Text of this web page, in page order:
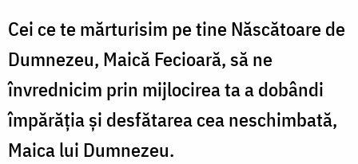
Cei ce te mărturisim pe tine Născătoare de
Dumnezeu, Maică Fecioară, să ne
învrednicim prin mijlocirea ta a dobândi
împărăţia şi desfătarea cea neschimbată,
Maica lui Dumnezeu.